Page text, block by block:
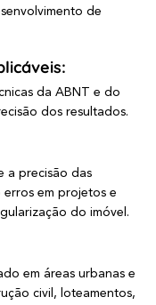
de
da ABNT e do
dos resultados.
a precisão das
em projetos e
do imóvel.
em áreas urbanas e
civil, loteamentos,